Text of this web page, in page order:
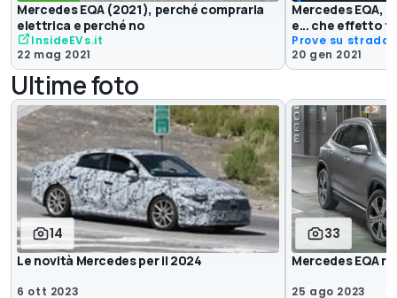
Mercedes EQA (2021), perché comprarla
elettrica e perché no
InsideEVs.it
22 mag 2021
Mercedes EQA,
e... che effetto
Prove su strada
20 gen 2021
Ultime foto
14
Le novità Mercedes per il 2024
6 ott 2023
33
Mercedes EQA
25 ago 2023